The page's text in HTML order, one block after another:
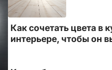
Как сочетать цвета в
интерьере, чтобы он